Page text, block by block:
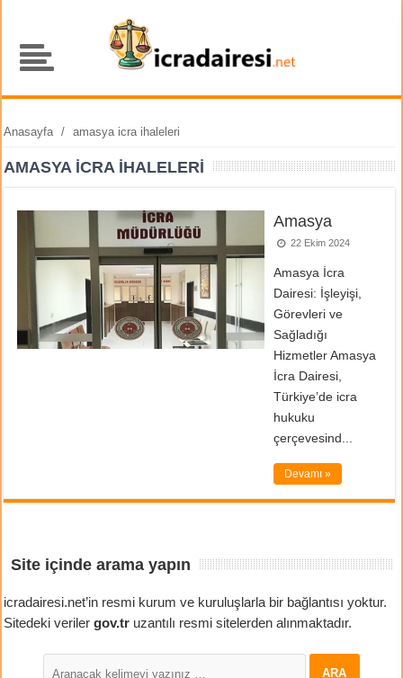
Anasayfa / amasya icra ihaleleri
AMASYA ICRA IHALELERI
Amasya
22 Ekim 2024
Amasya İcra
Dairesi: İşleyişi,
Görevleri ve
Sağladığı
Hizmetler Amasya
İcra Dairesi,
Türkiye’de icra
hukuku
çerçevesind...
Devamı »
Site içinde arama yapın
icradairesi.net’in resmi kurum ve kuruluşlarla bir bağlantısı yoktur.
Sitedeki verilergov.tr uzantılı resmi sitelerden alınmaktadır.